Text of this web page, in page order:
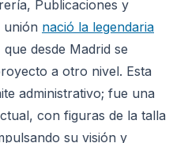
Publicaciones y
unión nació la legendaria
que desde Madrid se
a otro nivel. Esta
administrativo; fue una
con figuras de la talla
su visión y